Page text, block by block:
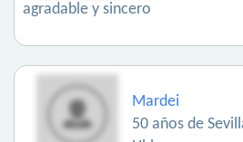
agradable y sincero
Mardei
50 años de